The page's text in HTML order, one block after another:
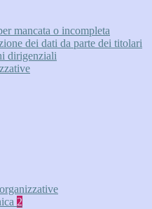
mancata o incompleta
dei dati da parte dei titolari
dirigenziali
2